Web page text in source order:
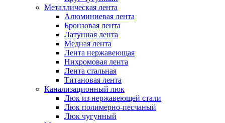
Металлическая лента
Алюминиевая лента
Бронзовая лента
Латунная лента
Медная лента
Лента нержавеющая
Нихромовая лента
Лента стальная
Титановая лента
Канализационный люк
Люк из нержавеющей стали
Люк полимерно-песчаный
Люк чугунный